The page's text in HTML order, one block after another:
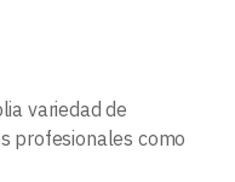
variedad de
profesionales como